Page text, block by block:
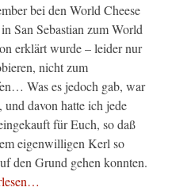
bei den World Cheese
San Sebastian zum World
erklärt wurde – leider nur
nicht zum
Was es jedoch gab, war
und davon hatte ich jede
für Euch, so daß
eigenwilligen Kerl so
den Grund gehen konnten.